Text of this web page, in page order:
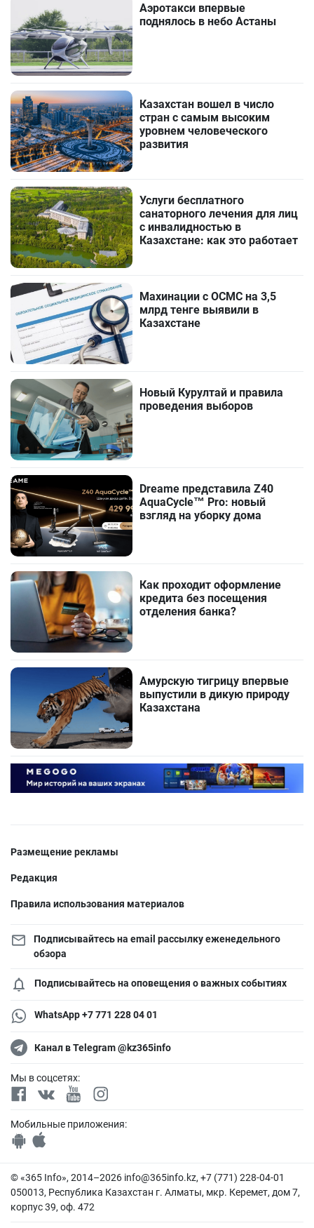
Аэротакси впервые
поднялось в небо Астаны
Казахстан вошел в число
стран с самым высоким
уровнем человеческого
развития
Услуги бесплатного
санаторного лечения для лиц
с инвалидностью в
Казахстане: как это работает
Махинации с ОСМС на 3,5
млрд тенге выявили в
Казахстане
Новый Курултай и правила
проведения выборов
Dreame представила Z40
AquaCycle™ Pro: новый
взгляд на уборку дома
Как проходит оформление
кредита без посещения
отделения банка?
Амурскую тигрицу впервые
выпустили в дикую природу
Казахстана
Размещение рекламы
Редакция
Правила использования материалов
Подписывайтесь на email рассылку еженедельного
обзора
Подписывайтесь на оповещения о важных событиях
WhatsApp +7 771 228 04 01
Канал в Telegram @kz365info
Мы в соцсетях:
Мобильные приложения:
© «365 Info», 2014–2026 info@365info.kz, +7 (771) 228-04-01
050013, Республика Казахстан г. Алматы, мкр. Керемет, дом 7,
корпус 39, оф. 472